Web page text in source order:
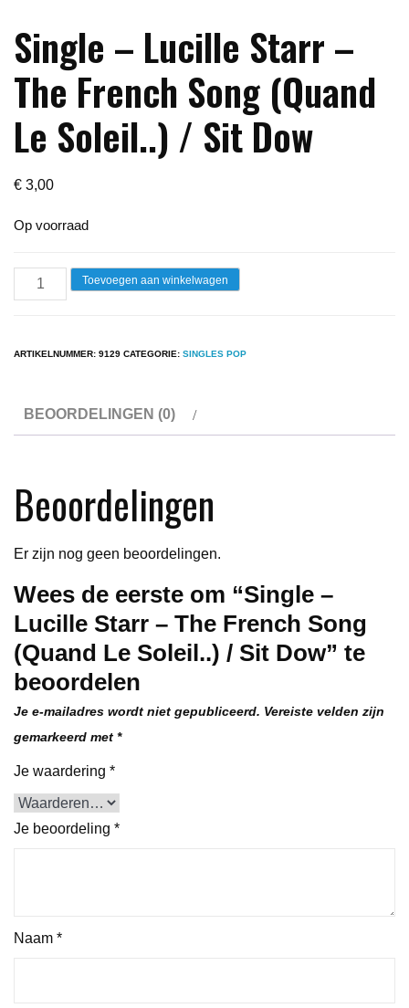
Single – Lucille Starr –
The French Song (Quand
Le Soleil..) / Sit Dow
€ 3,00
Op voorraad
Single
-
Starr
The
French
Le
/
Sit
aantal
Toevoegen aan winkelwagen
ARTIKELNUMMER: 9129 CATEGORIE: SINGLES POP
BEOORDELINGEN (0)
Beoordelingen
Er zijn nog geen beoordelingen.
Wees de eerste om “Single –
Lucille Starr – The French Song
(Quand Le Soleil..) / Sit Dow” te
beoordelen
Je e-mailadres wordt niet gepubliceerd. Vereiste velden zijn
gemarkeerd met *
Je waardering *
Je beoordeling *
Naam *